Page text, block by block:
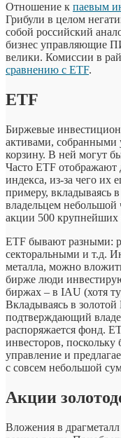
Отношение к паевым
Грибули в целом
собой российский
бизнес управляющие
велики. Комиссии в
сравнению с ETF.
ETF
Биржевые
активами,
корзину. В ней могут
Часто ETF отображают
индекса, из-за чего
примеру, вкладываясь
владельцем небольшой
акции 500 крупнейших
ETF бывают разными:
секторальными и т.д.
металла, можно
бирже люди
биржах – в IAU (хотя
Вкладываясь в золотой
подтверждающий
распоряжается фонд.
инвесторов, поскольку
управление и
с совсем небольшой
Акции
Вложения в